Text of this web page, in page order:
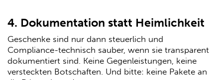
4. Dokumentation statt Heimlichkeit
Geschenke sind nur dann steuerlich und
Compliance-technisch sauber, wenn sie transparent
dokumentiert sind. Keine Gegenleistungen, keine
versteckten Botschaften. Und bitte: keine Pakete an